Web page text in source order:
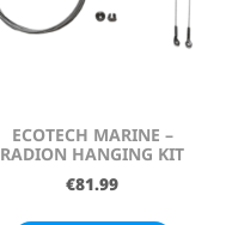
ECOTECH MARINE –
RADION HANGING KIT
€81.99